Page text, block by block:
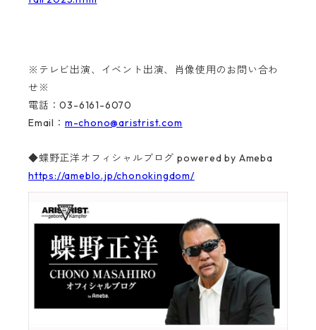
※テレビ出演、イベント出演、肖像使用のお問い合わ
せ※
電話：03-6161-6070
Email： m-chono@aristrist.com
◆蝶野正洋オフィシャルブログ powered by Ameba
https://ameblo.jp/chonokingdom/